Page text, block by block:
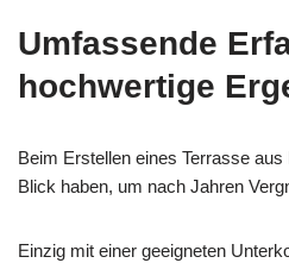
Umfassende
hochwertige
Beim Erstellen eines Terrasse
Blick haben, um nach Jahren
Einzig mit einer geeigneten